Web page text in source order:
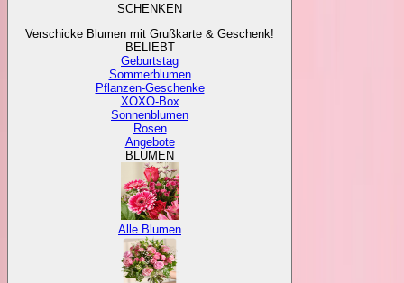
SCHENKEN
Verschicke Blumen mit Grußkarte & Geschenk!
BELIEBT
Geburtstag
Sommerblumen
Pflanzen-Geschenke
XOXO-Box
Sonnenblumen
Rosen
Angebote
BLUMEN
Alle Blumen